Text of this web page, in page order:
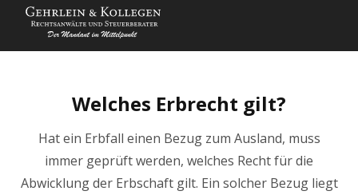
Welches Erbrecht gilt?
Hat ein Erbfall einen Bezug zum Ausland, muss
immer geprüft werden, welches Recht für die
Abwicklung der Erbschaft gilt. Ein solcher Bezug liegt